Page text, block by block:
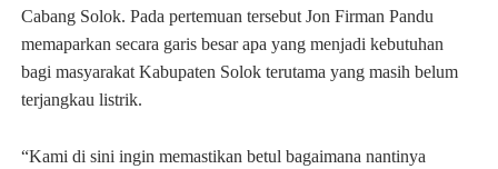
Cabang Solok. Pada pertemuan tersebut Jon Firman Pandu
memaparkan secara garis besar apa yang menjadi kebutuhan
bagi masyarakat Kabupaten Solok terutama yang masih belum
terjangkau listrik.
“Kami di sini ingin memastikan betul bagaimana nantinya